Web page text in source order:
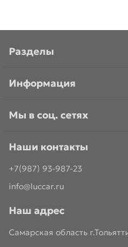
Разделы
Информация
Мы в соц. сетях
Наши контакты
+7(987) 93-987-23
info@luccar.ru
Наш адрес
Самарская область